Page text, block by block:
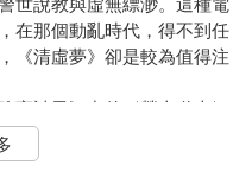
世說教與虛無縹渺。這種電
在那個動亂時代，得不到任
《清虛夢》卻是較為值得注
齋誌異》中的〈勞山道士〉
用了基本的特技攝影，如破
能吸引一般觀眾的注意。